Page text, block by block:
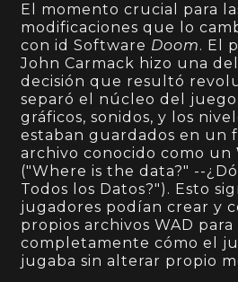
El momento crucial para
modificaciones que lo
con id Software Doom. El
John Carmack hizo una
decisión que resultó
separó el núcleo del juego
gráficos, sonidos, y los
estaban guardados en un
archivo conocido como un
("Where is the data?" --
Todos los Datos?"). Esto
jugadores podían crear y
propios archivos WAD
completamente cómo el
jugaba sin alterar propio